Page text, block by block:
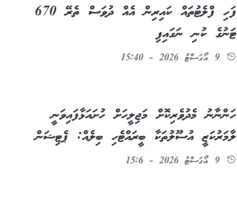
ފަހި ފްލެޓުތައް ކައިރިން އެއް ދުވަސް ތެރޭ 670
ޓަނުގެ ކުނި ނަގައިފި
9 އޯގަސްޓު 2026 - 15:40
ހަންނާނު މެދުވެރިކޮށް މަޖިލީހަށް ހުށައަޅާފައިވަނީ
ލާމަރުކަޒީ އުސޫލުތަކާ ބީރައްޓެހި ބިލެއް: ޕެޓިޝަން
9 އޯގަސްޓު 2026 - 15:6